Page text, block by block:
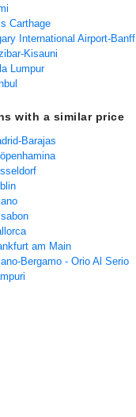
Carthage
International Airport-Banff
Kisauni
Lumpur
with a similar price
Barajas
am Main
Bergamo - Orio Al Serio